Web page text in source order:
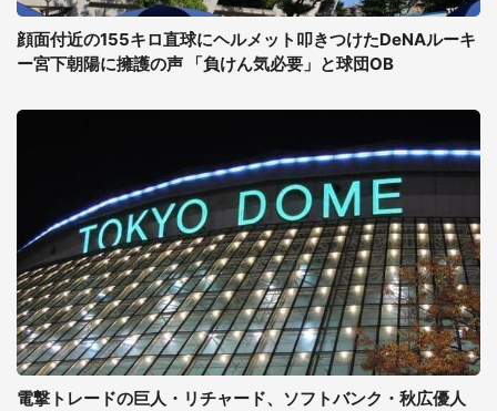
顔面付近の155キロ直球にヘルメット叩きつけたDeNAルーキ
ー宮下朝陽に擁護の声 「負けん気必要」と球団OB
電撃トレードの巨人・リチャード、ソフトバンク・秋広優人